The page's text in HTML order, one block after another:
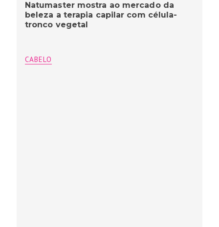
Natumaster mostra ao mercado da
beleza a terapia capilar com célula-
tronco vegetal
CABELO